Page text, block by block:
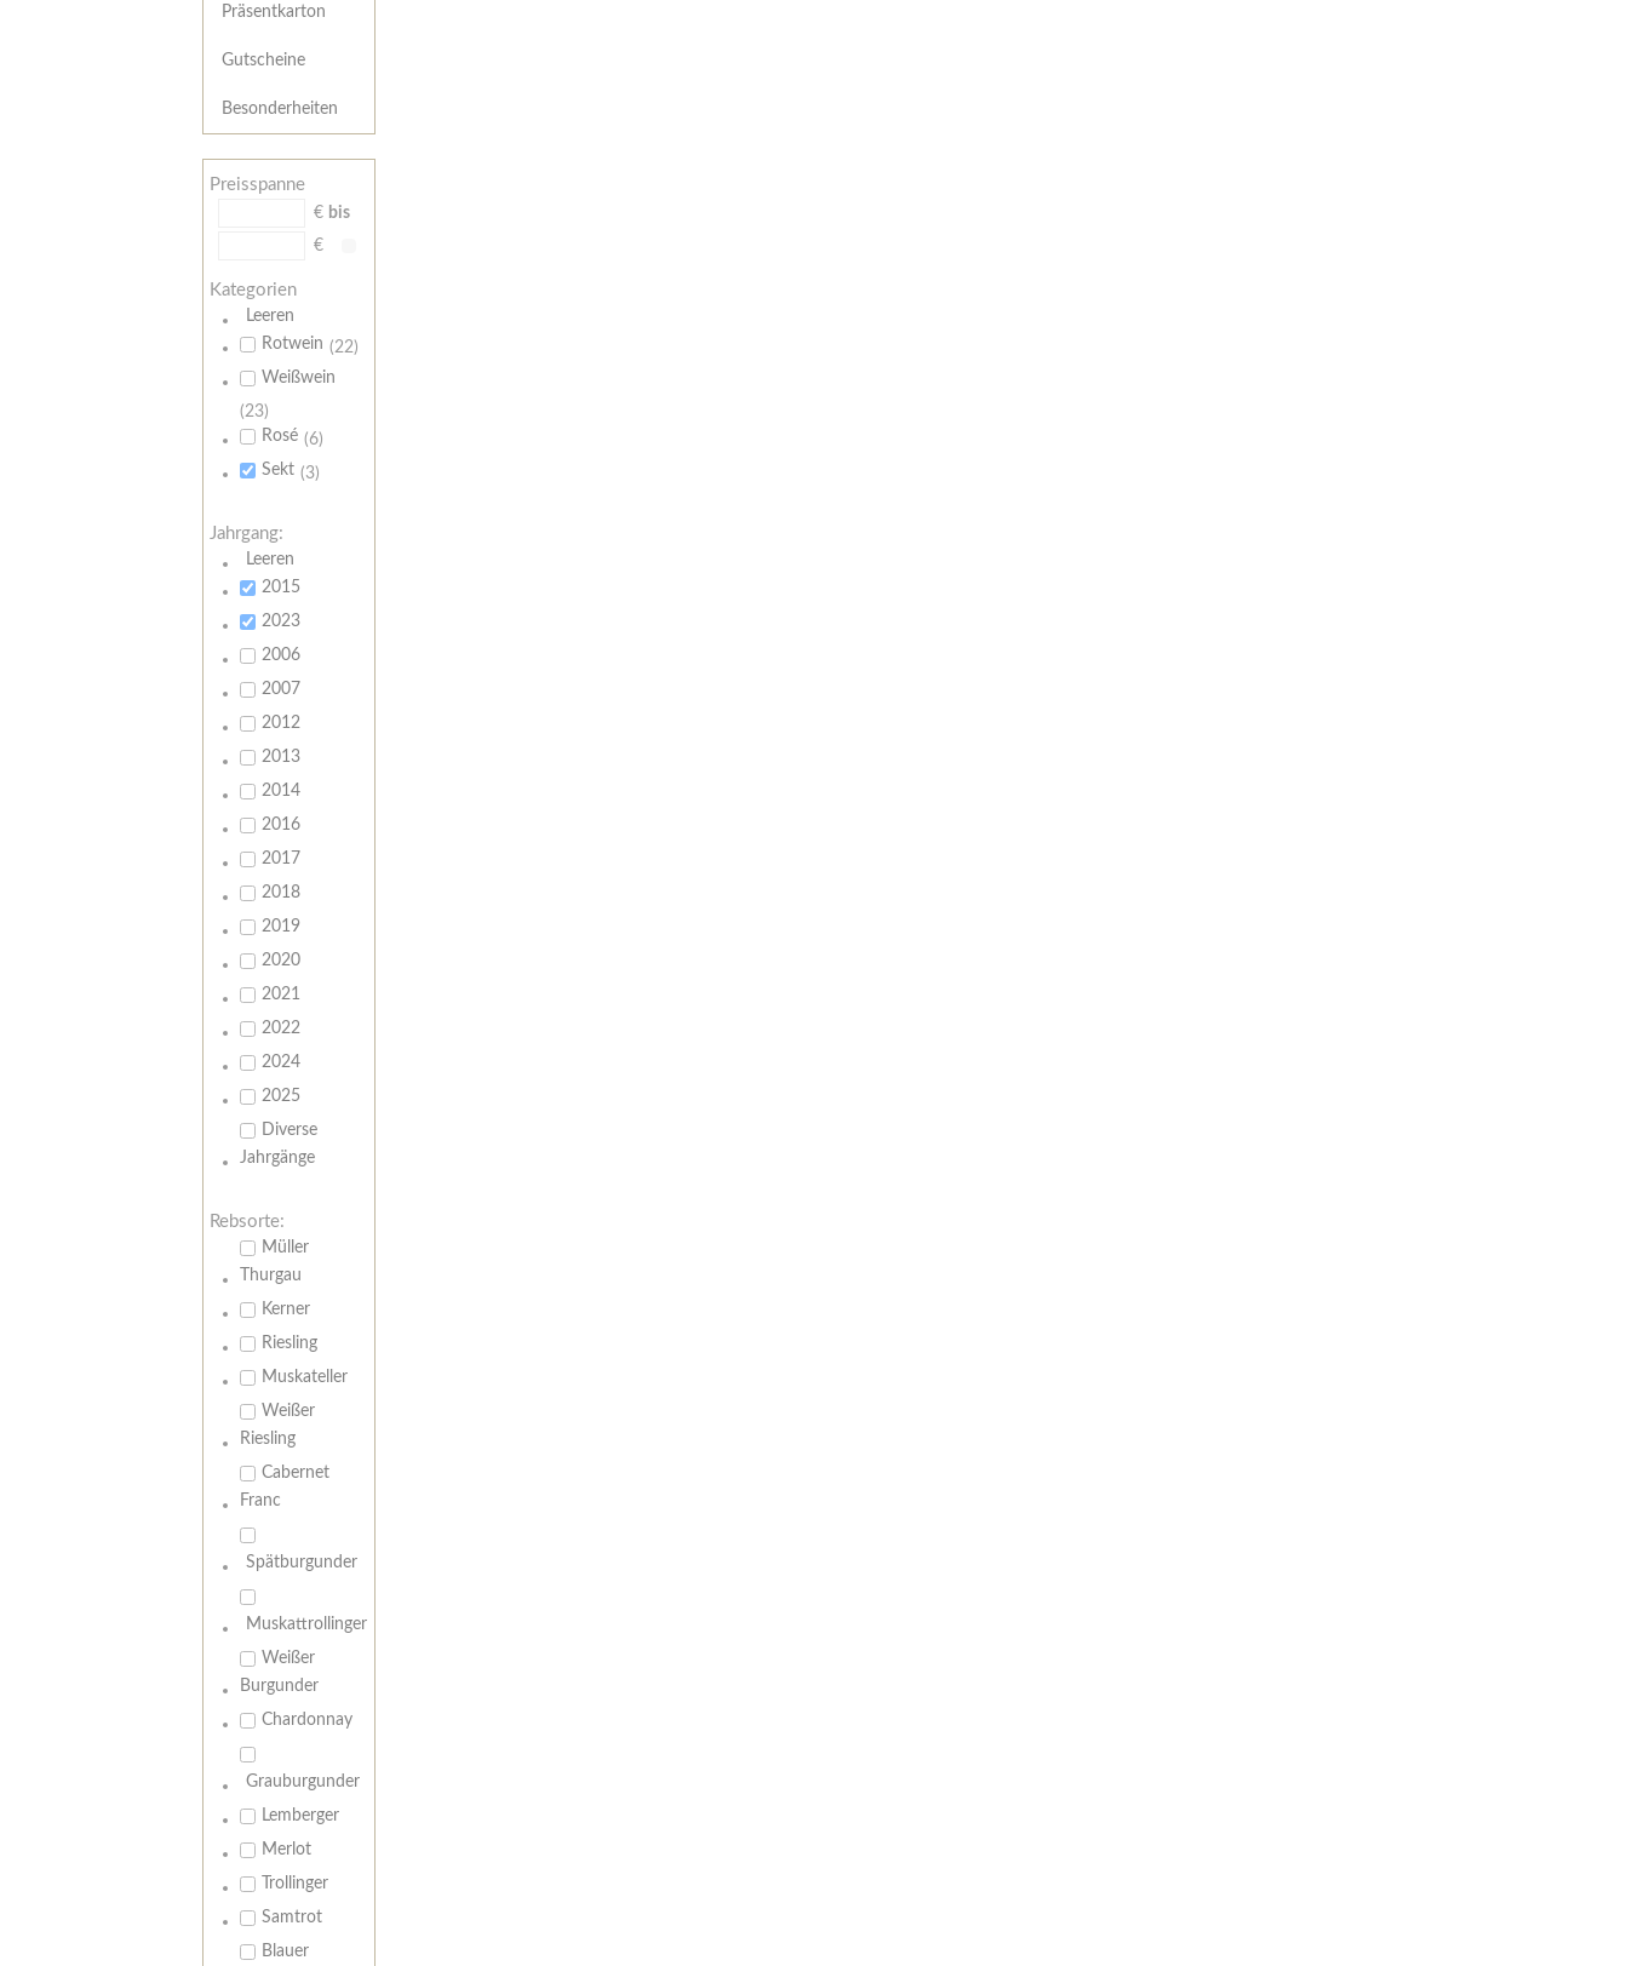
Präsentkarton
Gutscheine
Besonderheiten
Preisspanne
€ bis
€
Kategorien
Leeren
Rotwein (22)
Weißwein
(23)
Rosé (6)
Sekt (3)
Jahrgang:
Leeren
2015
2023
2006
2007
2012
2013
2014
2016
2017
2018
2019
2020
2021
2022
2024
2025
Diverse
Jahrgänge
Rebsorte:
Müller
Thurgau
Kerner
Riesling
Muskateller
Weißer
Riesling
Cabernet
Franc
Spätburgunder
Muskattrollinger
Weißer
Burgunder
Chardonnay
Grauburgunder
Lemberger
Merlot
Trollinger
Samtrot
Blauer